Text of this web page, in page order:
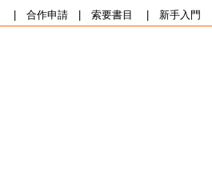
合作申請| 索要書目 新手入門